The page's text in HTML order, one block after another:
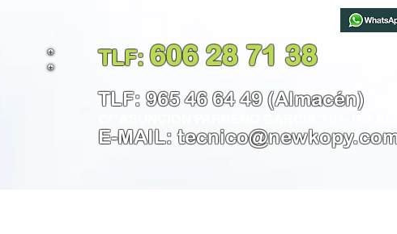
TLF: 606 28 71 38
TLF: 965 46 64 49 (Almacén)
E-MAIL: